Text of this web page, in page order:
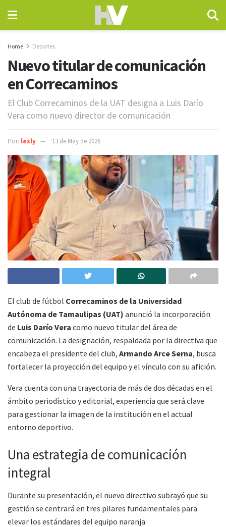
Home Deportes
Nuevo titular de comunicación
en Correcaminos
El Club Correcaminos de la UAT designa a Luis Darío
Vera como nuevo director de comunicación
Por: lesly 13 de May de 2026
El club de fútbol Correcaminos de la Universidad
Autónoma de Tamaulipas (UAT) anunció la incorporación
de Luis Darío Vera como nuevo titular del área de
comunicación. La designación, respaldada por la directiva que
encabeza el presidente del club, Armando Arce Serna, busca
fortalecer la proyección del equipo y el vínculo con su afición.
Vera cuenta con una trayectoria de más de dos décadas en el
ámbito periodístico y editorial, experiencia que será clave
para gestionar la imagen de la institución en el actual
entorno deportivo.
Una estrategia de comunicación
integral
Durante su presentación, el nuevo directivo subrayó que su
gestión se centrará en tres pilares fundamentales para
elevar los estándares del equipo naranja: